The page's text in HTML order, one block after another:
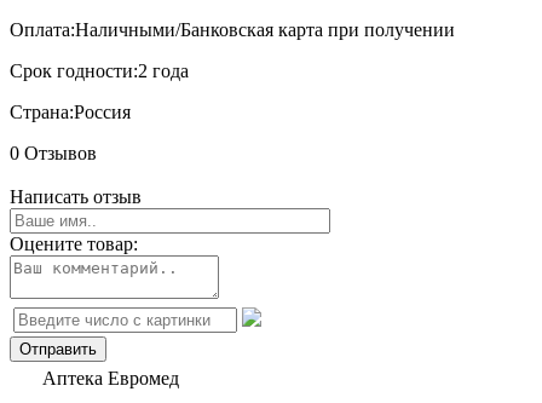
Оплата:Наличными/Банковская карта при получении
Срок годности:2 года
Страна:Россия
0 Отзывов
Написать отзыв
Оцените товар:
Аптека Евромед